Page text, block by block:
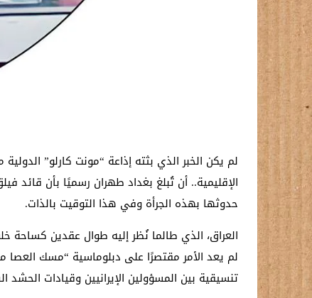
لم يكن الخبر الذي بثته إذاعة “مونت كارلو”
الإقليمية.. أن تُبلغ بغداد طهران رسميًا بأن
حدوثها بهذه الجرأة وفي هذا التوقيت بالذات.
العراق، الذي طالما نُظر إليه طوال عقدين كساحة
لم يعد الأمر مقتصرًا على دبلوماسية “مسك العصا
تنسيقية بين المسؤولين الإيرانيين وقيادات